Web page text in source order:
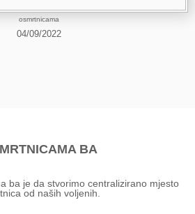
osmrtnicama
04/09/2022
BA
ba je da stvorimo centralizirano mjesto
od naših voljenih.